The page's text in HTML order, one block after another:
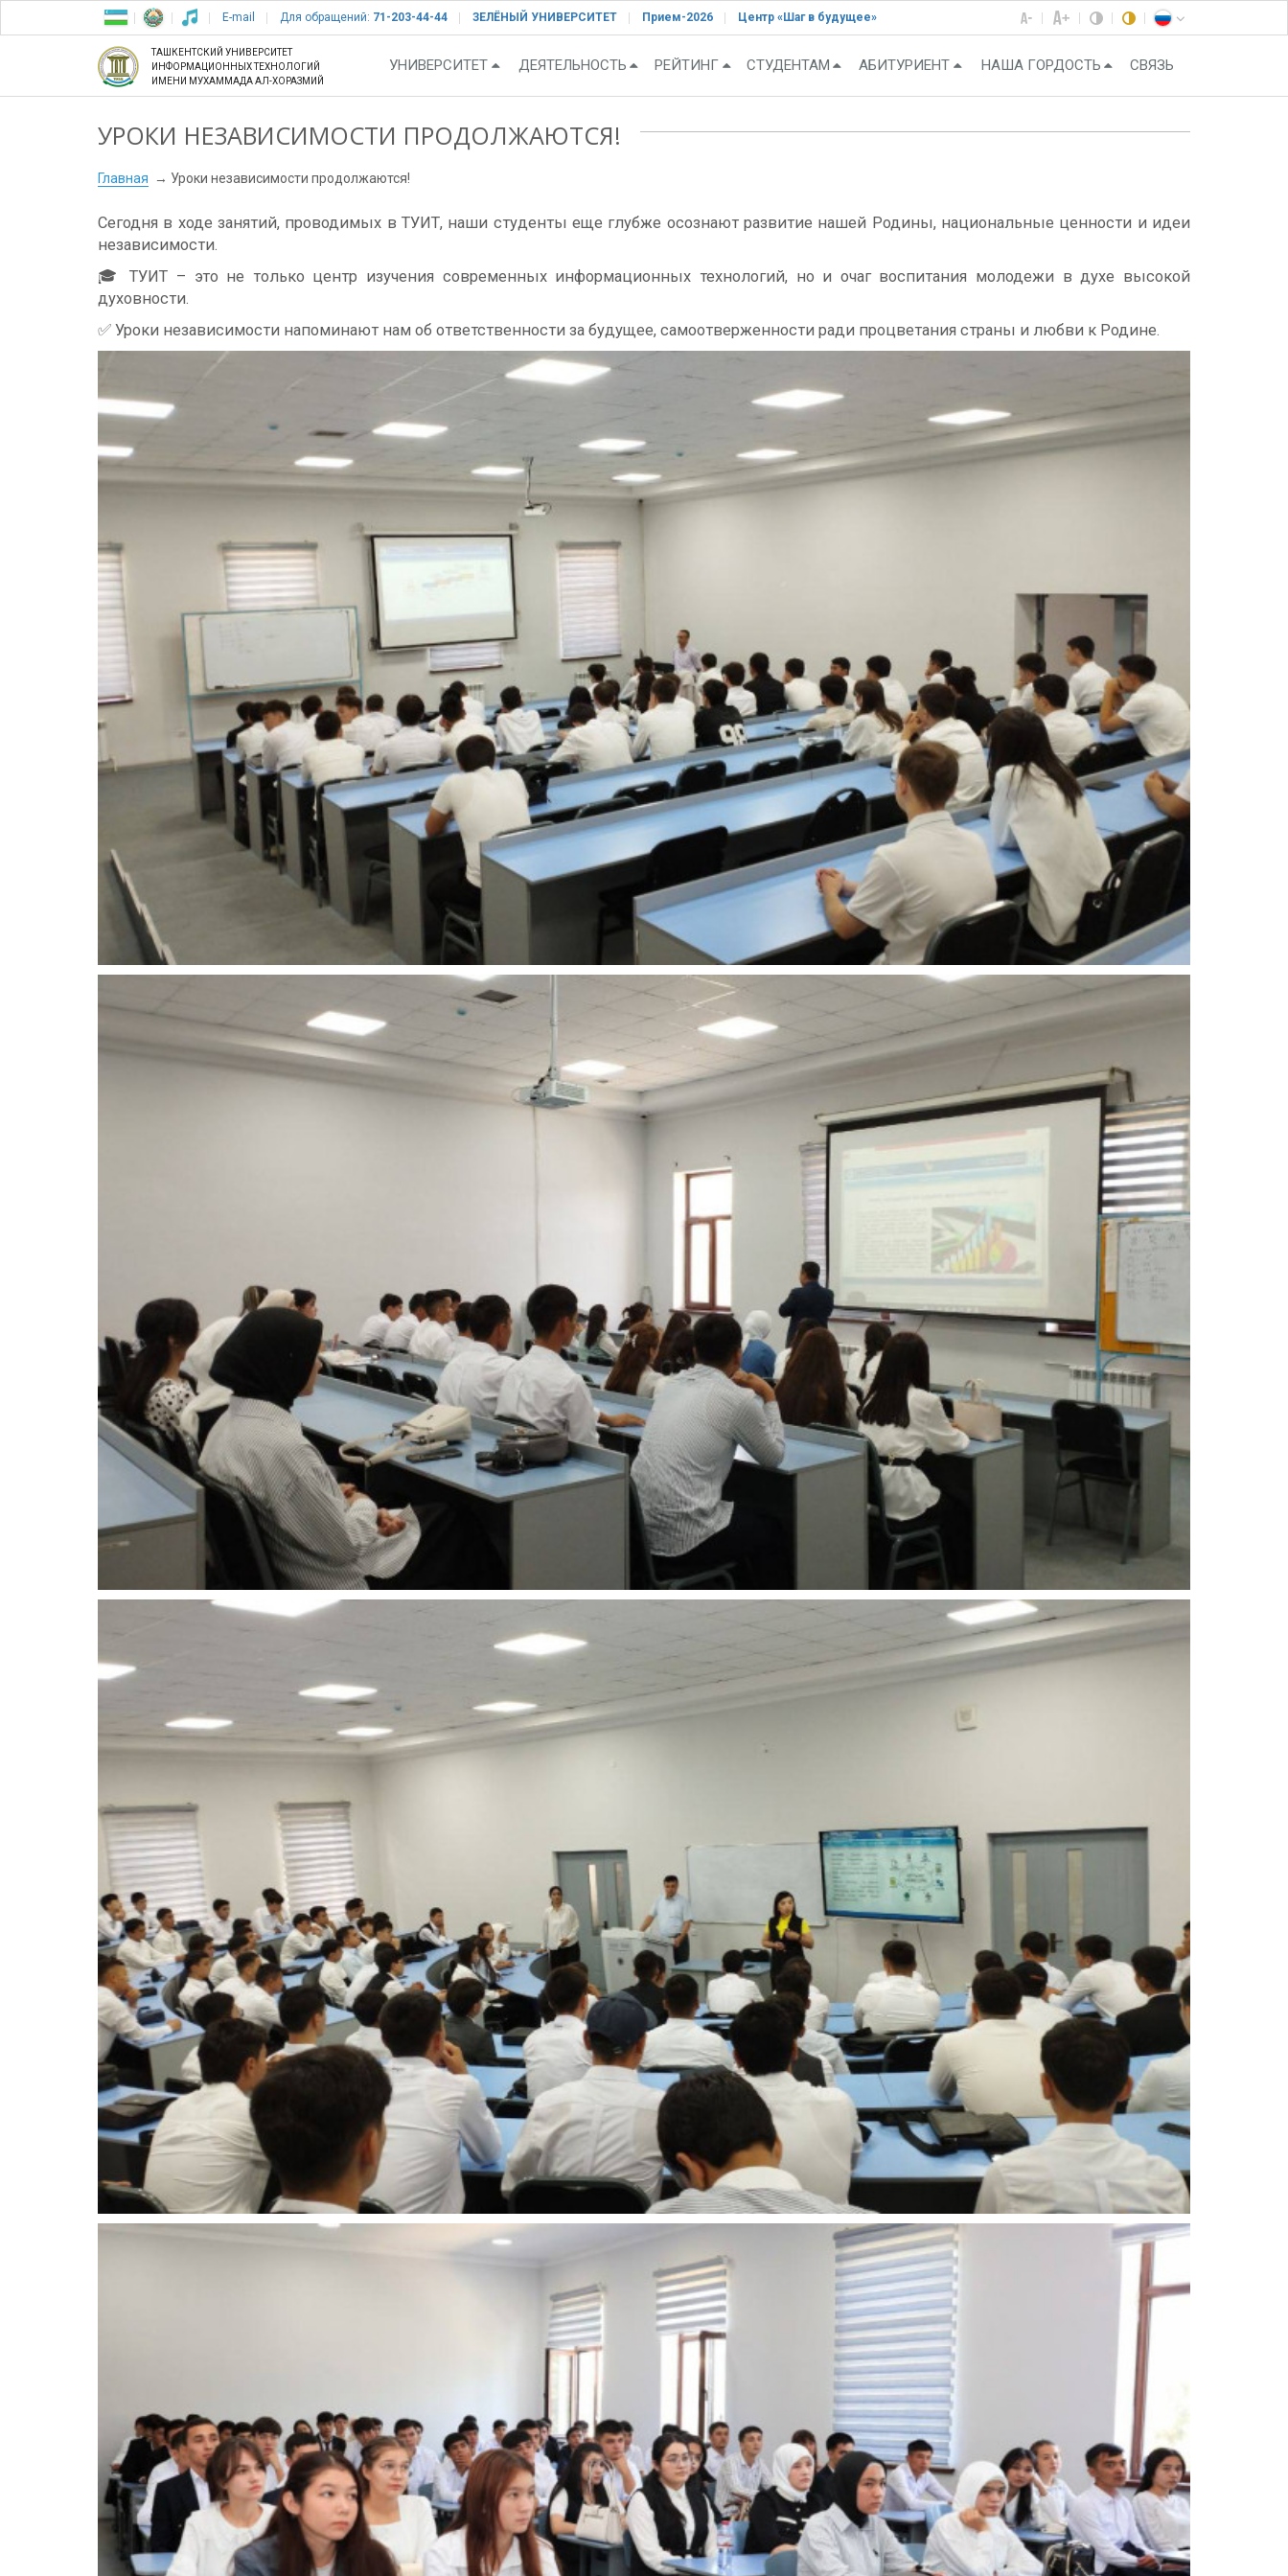
E-mail Для обращений: 71-203-44-44 ЗЕЛЁНЫЙ УНИВЕРСИТЕТ Прием-2026 Центр «Шаг в будущее»
ТАШКЕНТСКИЙ УНИВЕРСИТЕТ
ИНФОРМАЦИОННЫХ ТЕХНОЛОГИЙ
ИМЕНИ МУХАММАДА АЛ-ХОРАЗМИЙ
УНИВЕРСИТЕТ ДЕЯТЕЛЬНОСТЬ РЕЙТИНГ СТУДЕНТАМ АБИТУРИЕНТ НАША ГОРДОСТЬ СВЯЗЬ
УРОКИ НЕЗАВИСИМОСТИ ПРОДОЛЖАЮТСЯ!
Главная Уроки независимости продолжаются!
Сегодня в ходе занятий, проводимых в ТУИТ, наши студенты еще глубже осознают развитие нашей Родины, национальные ценности и идеи
независимости.
🎓 ТУИТ – это не только центр изучения современных информационных технологий, но и очаг воспитания молодежи в духе высокой
духовности.
✅ Уроки независимости напоминают нам об ответственности за будущее, самоотверженности ради процветания страны и любви к Родине.